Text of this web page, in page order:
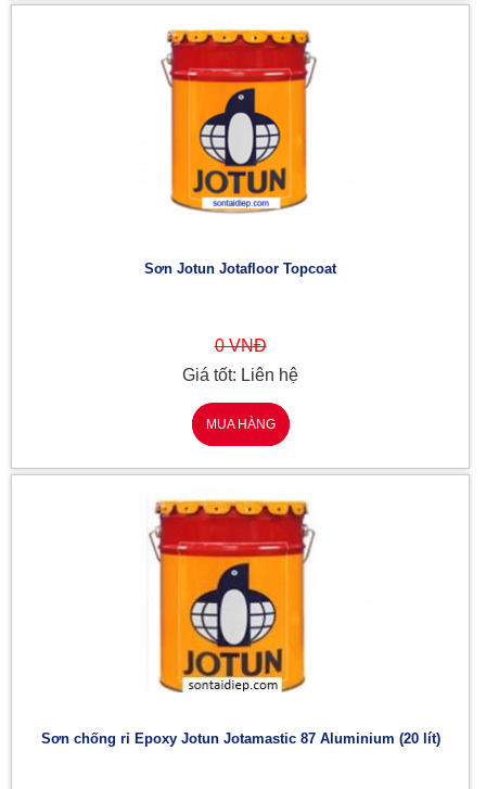
Sơn Jotun Jotafloor Topcoat
0 VNĐ
Giá tốt: Liên hệ
MUA HÀNG
Sơn chống rỉ Epoxy Jotun Jotamastic 87 Aluminium (20 lít)